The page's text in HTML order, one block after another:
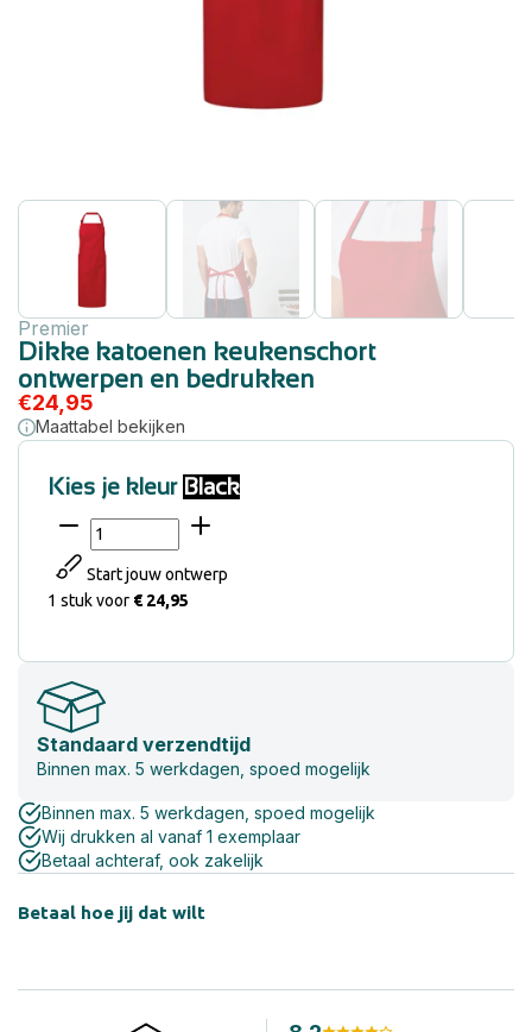
Premier
Dikke katoenen keukenschort
ontwerpen en bedrukken
€24,95
Maattabel bekijken
Kies je kleur Black
Start jouw ontwerp
1 stukvoor € 24,95
Standaard verzendtijd
Binnen max. 5 werkdagen, spoed mogelijk
Binnen max. 5 werkdagen, spoed mogelijk
Wij drukken al vanaf 1 exemplaar
Betaal achteraf, ook zakelijk
Betaal hoe jij dat wilt